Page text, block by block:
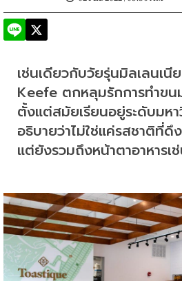
เช่นเดียวกับวัยรุ่นมิลเลนเ
Keefe ตกหลุมรักการทำขน
ตั้งแต่สมัยเรียนอยู่ระดับมห
อธิบายว่าไม่ใช่แค่รสชาติที่ดึ
แต่ยังรวมถึงหน้าตาอาหารเ